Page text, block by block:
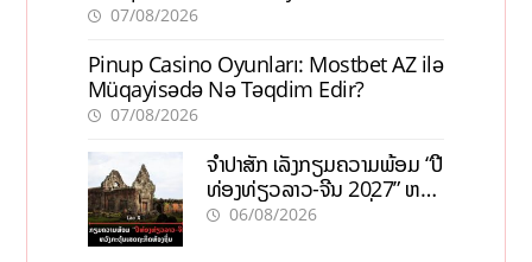
07/08/2026
Pinup Casino Oyunları: Mostbet AZ ilə
Müqayisədə Nə Təqdim Edir?
07/08/2026
ຈຳປາສັກ ເລັ່ງກຽມຄວາມພ້ອມ “ປີ
ທ່ອງທ່ຽວລາວ-ຈີນ 2027” ຫວັງ
ກະຕຸ້ນເສດຖະກິດທ້ອງຖິ່ນ
06/08/2026